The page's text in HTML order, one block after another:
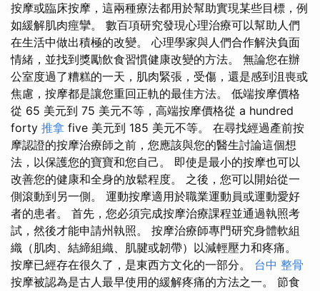
按摩或臨床按摩，這兩種療法都用於幫助實現某些目標，例
如緩解肌肉痙攣。 數百項研究發現心理治療可以幫助人們
在生活中做出積極的改變。 心理學家與人們合作解決負面
情緒，並找到獎勵飲食習慣健康改變的方法。 無論您在辦
公室度過了糟糕的一天，肌肉緊張，受傷，還是感到沮喪或
焦慮，按摩都是讓您重回正軌的最佳方法。 低端按摩價格
從 65 美元到 75 美元不等，高端按摩價格從 a hundred
forty 推拿 five 美元到 185 美元不等。 在尋找經過產前按
摩認證的按摩治療師之前，您應該與您的醫生討論這個想
法，以保護您的寶寶和您自己。 即使是最小的按摩也可以
改善您的健康和全身的放鬆程度。 之後，您可以開始從一
側滾動到另一側。 運動按摩適用於職業運動員或運動愛好
者的患者。 首先，您必須完成按摩治療課程並通過執照考
試，然後才能申請州執照。 按摩治療師專門研究身體軟組
織（肌肉、結締組織、肌腱或韌帶）以減輕壓力和疼痛。
按摩已經存在很久了，是東西方文化的一部分。 台中 整骨
按摩被認為是古人最早使用的緩解疼痛的方法之一。 節食